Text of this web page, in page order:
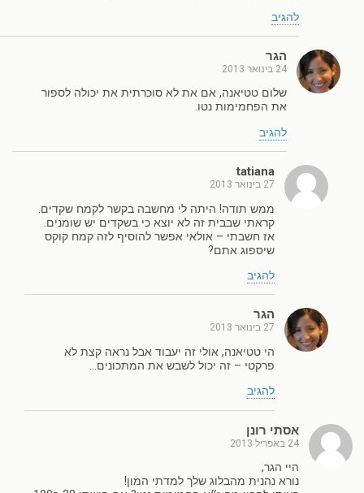
להגיב
הגר
24 בינואר 2013
שלום טטיאנה, אם את לא סוכרתית את יכולה לספור
את הפחמימות נטו.
להגיב
tatiana
27 בינואר 2013
ממש תודה! היתה לי מחשבה בקשר לקמח שקדים.
קראתי שבבית זה לא יוצא כי בשקדים יש שומנים.
אז חשבתי – אולאי אפשר להוסיף לזה קמח קוקס
שיספוג אתם?
להגיב
הגר
27 בינואר 2013
הי טטיאנה, אולי זה יעבוד אבל נראה קצת לא
פרקטי – זה יכול לשבש את המתכונים…
להגיב
אסתי רונן
24 באפריל 2013
היי הגר,
נורא נהנית מהבלוג שלך למדתי המון!